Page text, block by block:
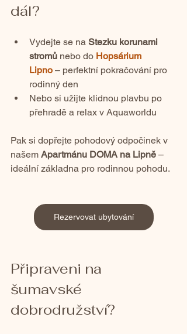
dál?
Vydejte se na Stezku korunami
stromů nebo do Hopsárium
Lipno – perfektní pokračování pro
rodinný den
Nebo si užijte klidnou plavbu po
přehradě a relax v Aquaworldu
Pak si dopřejte pohodový odpočinek v
našem Apartmánu DOMA na Lipně –
ideální základna pro rodinnou pohodu.
Rezervovat ubytování
Připraveni na
šumavské
dobrodružství?